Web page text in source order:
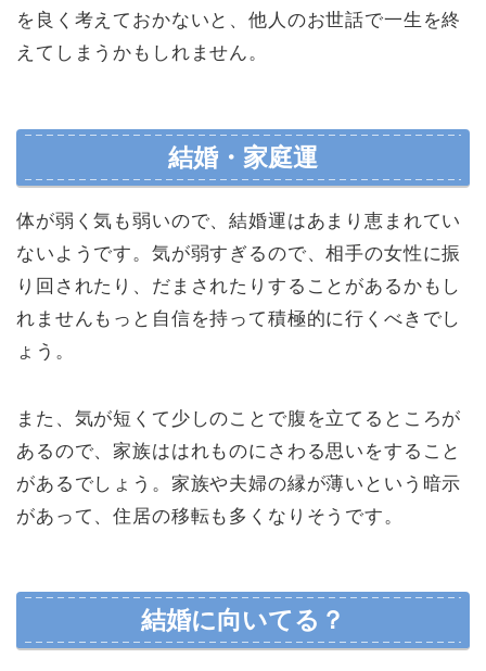
を良く考えておかないと、他人のお世話で一生を終
えてしまうかもしれません。
結婚・家庭運
体が弱く気も弱いので、結婚運はあまり恵まれてい
ないようです。気が弱すぎるので、相手の女性に振
り回されたり、だまされたりすることがあるかもし
れませんもっと自信を持って積極的に行くべきでし
ょう。
また、気が短くて少しのことで腹を立てるところが
あるので、家族ははれものにさわる思いをすること
があるでしょう。家族や夫婦の縁が薄いという暗示
があって、住居の移転も多くなりそうです。
結婚に向いてる？